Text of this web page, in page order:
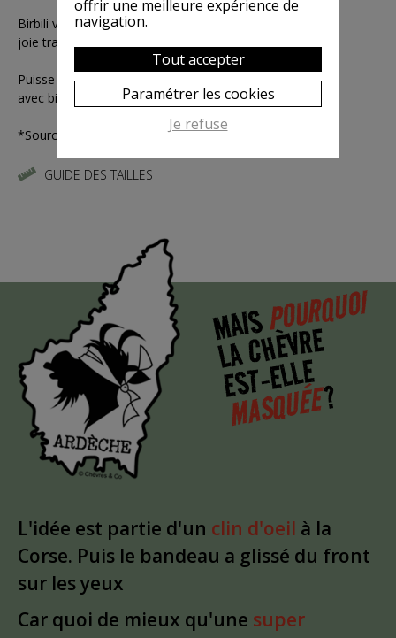
Birbili vous promet oubli, sérénité,
joie tranquille et insouciance.
Puisse sa protection s'étendre sur vous
avec bienveillance et bonté!
*Sources non vérifiées!
GUIDE DES TAILLES
MAISPOURQUOI
LA CHÈVRE
EST-ELLE
MASQUÉE?
L'idée est partie d'un clin d'oeil à la
Corse. Puis le bandeau a glissé du front
sur les yeux
Car quoi de mieux qu'une super
offrir une meilleure expérience de
navigation.
Tout accepter
Paramétrer les cookies
Je refuse